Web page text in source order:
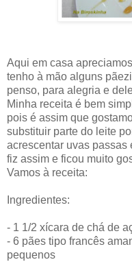
Aqui em casa
tenho à mão alguns
penso, para alegria e
Minha receita é bem
pois é assim que
substituir parte do leite
acrescentar uvas passas
fiz assim e ficou muito
Vamos à receita:
Ingredientes:
- 1 1/2 xícara de chá de
- 6 pães tipo francês
pequenos